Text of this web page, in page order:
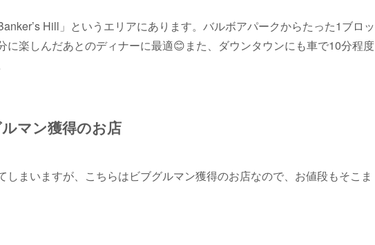
Hill」というエリアにあります。バルボアパークからたった1ブロッ
に楽しんだあとのディナーに最適😊また、ダウンタウンにも車で10分程度
マン獲得のお店
しまいますが、こちらはビブグルマン獲得のお店なので、お値段もそこま